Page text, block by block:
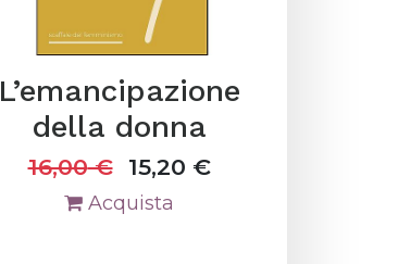
L’emancipazione
della donna
16,00€ 15,20 €
Acquista